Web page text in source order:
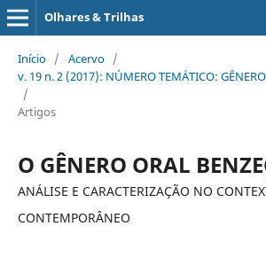
Olhares & Trilhas
Início / Acervo /
v. 19 n. 2 (2017): NÚMERO TEMÁTICO:
/
Artigos
O GÊNERO ORAL
ANÁLISE E CARACTERIZAÇÃO NO
CONTEMPORÂNEO